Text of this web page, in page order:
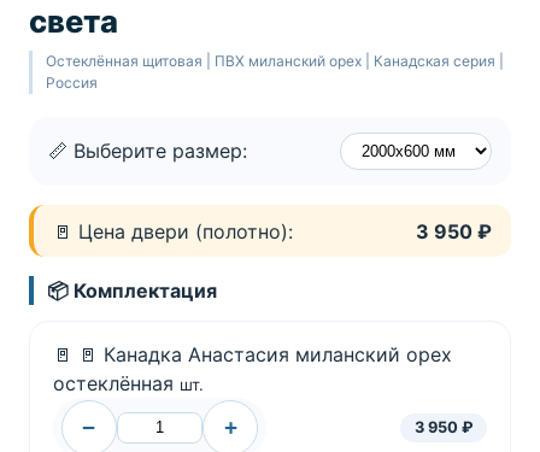
света
Остеклённая щитовая | ПВХ миланский орех | Канадская серия |
Россия
📏 Выберите размер:
🚪 Цена двери (полотно): 3 950 ₽
📦 Комплектация
🚪
🚪 Канадка Анастасия миланский орех
остеклённая шт.
− + 3 950 ₽